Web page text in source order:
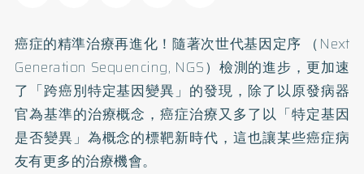
癌症的精準治療再進化！隨著次世代基因定序 （Next
Generation Sequencing, NGS）檢測的進步，更加速
了「跨癌別特定基因變異」的發現，除了以原發病器
官為基準的治療概念，癌症治療又多了以「特定基因
是否變異」為概念的標靶新時代，這也讓某些癌症病
友有更多的治療機會。